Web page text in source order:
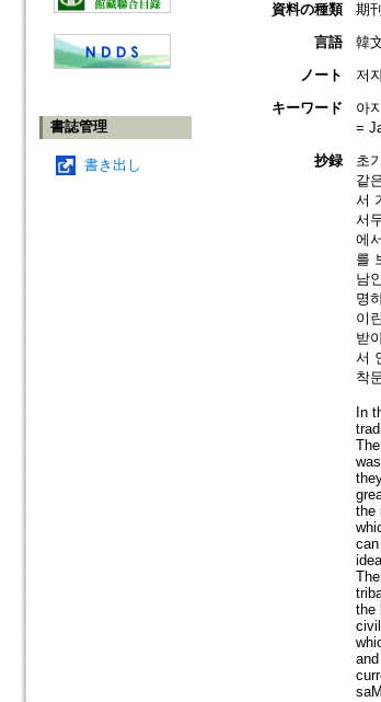
書誌管理
書き出し
資料の種類
期
言語
韓
ノート
저
キーワード
아
=
抄録
초
같
서
서
에
를
남
명
이
받
서
착
In
the
the